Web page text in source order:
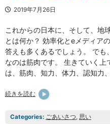
2019年7月26日
これからの日本に、そして、地
とは何か？ 効率化とeメディア
答えも多くあるでしょう。 でも
なのは筋肉です。 生きていく上
は、筋肉、知力、体力、認知力
続きを読む
Categories: ごあいさつ, 思い